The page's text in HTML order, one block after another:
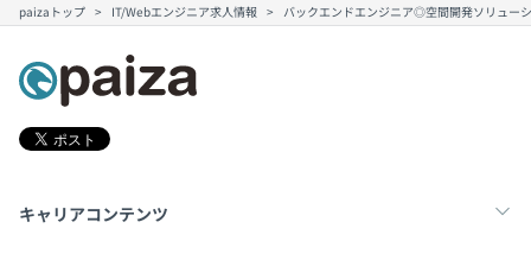
paizaトップ IT/Webエンジニア求人情報 バックエンドエンジニア◎空間開発ソリュー
キャリアコンテンツ